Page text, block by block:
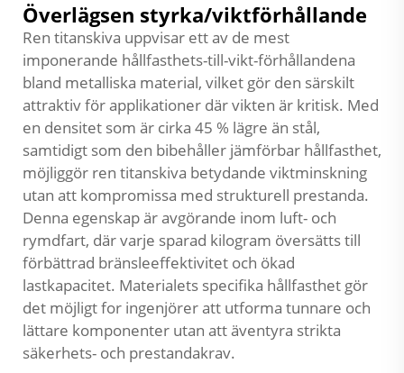
Överlägsen styrka/viktförhållande
Ren titanskiva uppvisar ett av de mest
imponerande hållfasthets-till-vikt-förhållandena
bland metalliska material, vilket gör den särskilt
attraktiv för applikationer där vikten är kritisk. Med
en densitet som är cirka 45 % lägre än stål,
samtidigt som den bibehåller jämförbar hållfasthet,
möjliggör ren titanskiva betydande viktminskning
utan att kompromissa med strukturell prestanda.
Denna egenskap är avgörande inom luft- och
rymdfart, där varje sparad kilogram översätts till
förbättrad bränsleeffektivitet och ökad
lastkapacitet. Materialets specifika hållfasthet gör
det möjligt for ingenjörer att utforma tunnare och
lättare komponenter utan att äventyra strikta
säkerhets- och prestandakrav.